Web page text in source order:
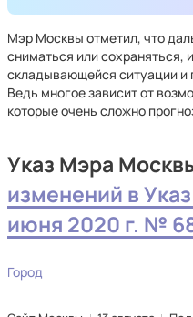
Мэр Москвы отметил, что
сниматься или сохраняться,
складывающейся ситуации и
Ведь многое зависит от
которые очень сложно
Указ Мэра
изменений в
июня 2020 г. №
Город